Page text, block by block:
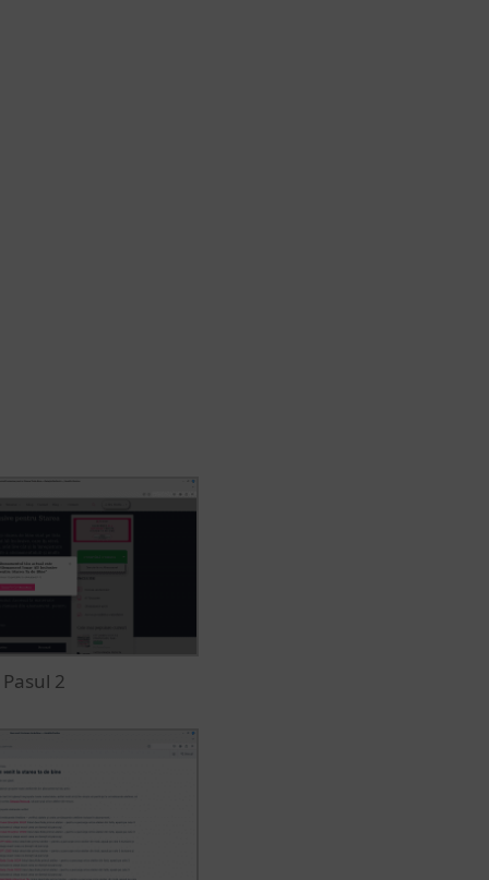
Pasul 2